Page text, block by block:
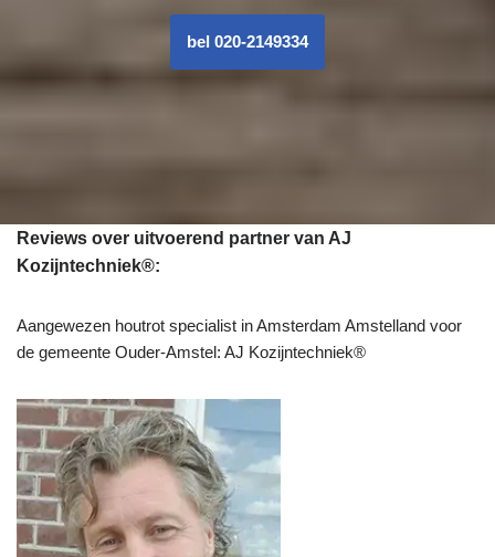
bel 020-2149334
Reviews over uitvoerend partner van AJ
Kozijntechniek®:
Aangewezen houtrot specialist in Amsterdam Amstelland voor
de gemeente Ouder-Amstel: AJ Kozijntechniek®